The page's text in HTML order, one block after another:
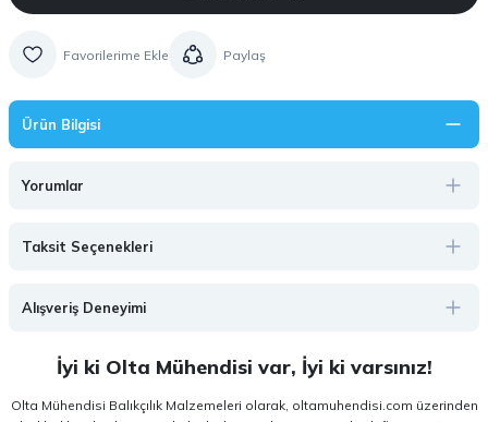
Paylaş
Ürün Bilgisi
Yorumlar
Taksit Seçenekleri
Alışveriş Deneyimi
İyi ki Olta Mühendisi var, İyi ki varsınız!
Olta Mühendisi Balıkçılık Malzemeleri olarak, oltamuhendisi.com üzerinden